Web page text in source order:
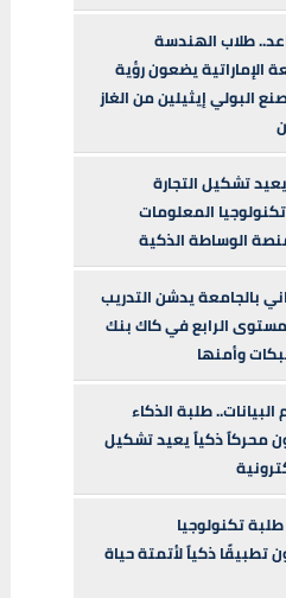
طلاب الهندسة
الإماراتية يضعون رؤية
البولي إيثيلين من الغاز
تشكيل التجارة
المعلومات
الوساطة الذكية
بالجامعة يدشن التدريب
الرابع في كاك بنك
وأمنها
طلبة الذكاء
محركاً ذكياً يعيد تشكيل
تكنولوجيا
تطبيقًا ذكياً لأتمتة حياة